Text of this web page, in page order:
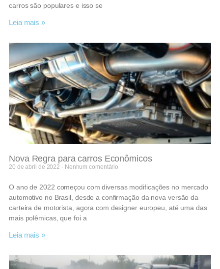
carros são populares e isso se
Leia mais »
Nova Regra para carros Econômicos
20 de abril de 2022 Nenhum comentário
O ano de 2022 começou com diversas modificações no mercado
automotivo no Brasil, desde a confirmação da nova versão da
carteira de motorista, agora com designer europeu, até uma das
mais polêmicas, que foi a
Leia mais »